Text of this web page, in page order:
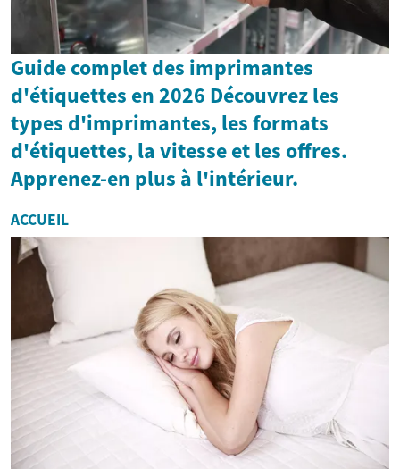
Guide complet des imprimantes
d'étiquettes en 2026 Découvrez les
types d'imprimantes, les formats
d'étiquettes, la vitesse et les offres.
Apprenez-en plus à l'intérieur.
ACCUEIL